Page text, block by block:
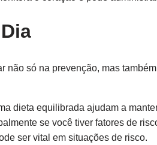
só na prevenção, mas
dieta equilibrada ajudam a
se você tiver fatores de
ser vital em situações de risco.